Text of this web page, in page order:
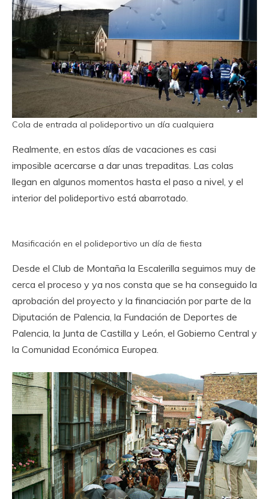
Cola de entrada al polideportivo un día cualquiera
Realmente, en estos días de vacaciones es casi
imposible acercarse a dar unas trepaditas. Las colas
llegan en algunos momentos hasta el paso a nivel, y el
interior del polideportivo está abarrotado.
Masificación en el polideportivo un día de fiesta
Desde el Club de Montaña la Escalerilla seguimos muy de
cerca el proceso y ya nos consta que se ha conseguido la
aprobación del proyecto y la financiación por parte de la
Diputación de Palencia, la Fundación de Deportes de
Palencia, la Junta de Castilla y León, el Gobierno Central y
la Comunidad Económica Europea.